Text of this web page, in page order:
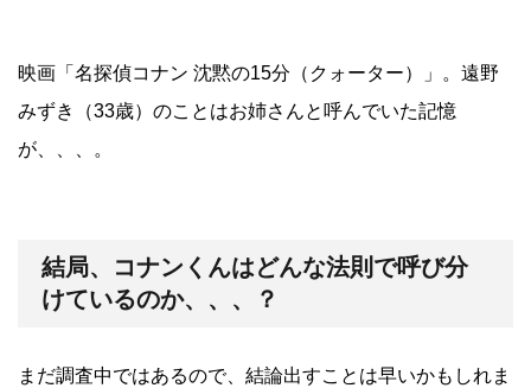
映画「名探偵コナン 沈黙の15分（クォーター）」。遠野
みずき（33歳）のことはお姉さんと呼んでいた記憶
が、、、。
結局、コナンくんはどんな法則で呼び分
けているのか、、、？
まだ調査中ではあるので、結論出すことは早いかもしれま